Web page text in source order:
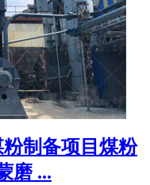
制备项目煤粉
磨 ...